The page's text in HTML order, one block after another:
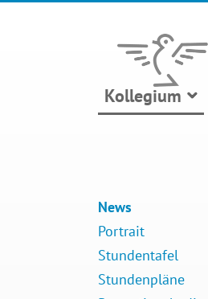
Kollegium
News
Portrait
Stundentafel
Stundenpläne